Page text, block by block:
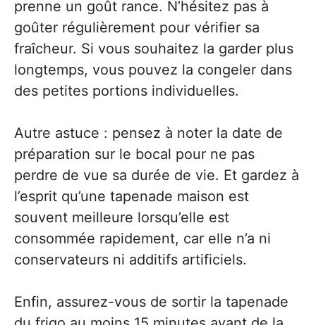
prenne un goût rance. N’hésitez pas à
goûter régulièrement pour vérifier sa
fraîcheur. Si vous souhaitez la garder plus
longtemps, vous pouvez la congeler dans
des petites portions individuelles.
Autre astuce : pensez à noter la date de
préparation sur le bocal pour ne pas
perdre de vue sa durée de vie. Et gardez à
l’esprit qu’une tapenade maison est
souvent meilleure lorsqu’elle est
consommée rapidement, car elle n’a ni
conservateurs ni additifs artificiels.
Enfin, assurez-vous de sortir la tapenade